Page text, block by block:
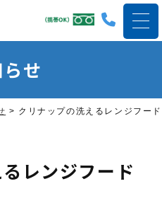
せ
> クリナップの洗えるレンジフード
レンジフード